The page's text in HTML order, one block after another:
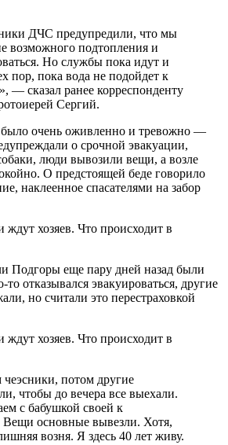
ДЧС предупредили, что мы
возможного подтопления и
Но службы пока идут и
пор, пока вода не подойдет к
— сказал ранее корреспонденту
Сергий.
было очень оживленно и тревожно —
о срочной эвакуации,
люди вывозили вещи, а возле
О предстоящей беде говорило
наклеенное спасателями на забор
Подгоры еще пару дней назад были
отказывался эвакуироваться, другие
но считали это перестраховкой
потом другие
чтобы до вечера все выехали.
с бабушкой своей к
Вещи основные вывезли. Хотя,
возня. Я здесь 40 лет живу.